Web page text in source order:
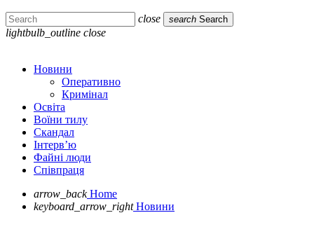
close search Search
lightbulb_outline close
Новини
Оперативно
Кримінал
Освіта
Воїни тилу
Скандал
Інтерв’ю
Файні люди
Співпраця
arrow_back Home
keyboard_arrow_right Новини